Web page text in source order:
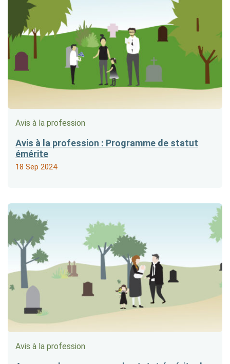
Avis à la profession
Avis à la profession : Programme de statut
émérite
18 Sep 2024
Avis à la profession